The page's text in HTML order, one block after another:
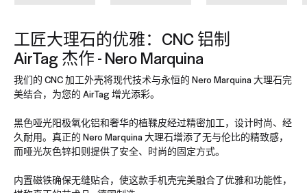
工匠大理石的优雅：CNC 铝制
AirTag 杰作 - Nero Marquina
我们的 CNC 加工外壳将现代技术与永恒的 Nero Marquina 大理石完
美结合，为您的 AirTag 增光添彩。
黑色哑光阳极氧化铝和奢华的植鞣皮经过精密加工，设计时尚、经
久耐用。真正的 Nero Marquina 大理石增添了无与伦比的精致感，
而哑光灰色锌扣则提供了安全、时尚的固定方式。
内置磁铁确保无缝贴合，使这款手机壳完美融合了优雅和功能性，